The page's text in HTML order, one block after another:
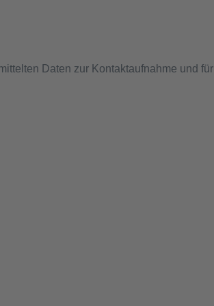
Daten zur Kontaktaufnahme und für